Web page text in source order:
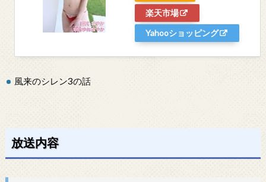
楽天市場
Yahooショッピング
風来のシレン3の話
放送内容